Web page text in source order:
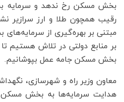
بخش مسکن رخ ندهد و سرمایه به
رقیب همچون طلا و ارز سرازیر
مبتنی بر بهره‌گیری از
بر منابع دولتی در تلاش هستیم
بخش مسکن جامه عمل بپوشانیم.
معاون وزیر راه و شهرسازی،
هدایت سرمایه‌ها به بخش مسکن